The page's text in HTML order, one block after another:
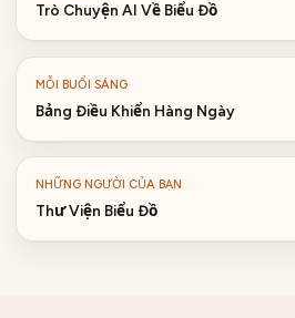
Trò Chuyện AI Về Biểu Đồ
MỖI BUỔI SÁNG
Bảng Điều Khiển Hàng Ngày
NHỮNG NGƯỜI CỦA BẠN
Thư Viện Biểu Đồ